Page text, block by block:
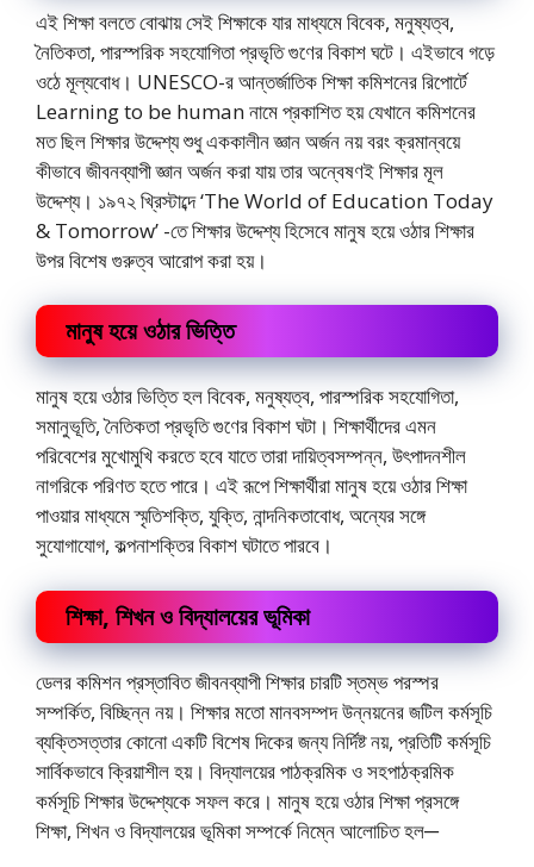
এই শিক্ষা বলতে বোঝায় সেই শিক্ষাকে যার মাধ্যমে বিবেক, মনুষ্যত্ব,
নৈতিকতা, পারস্পরিক সহযােগিতা প্রভৃতি গুণের বিকাশ ঘটে। এইভাবে গড়ে
ওঠে মূল্যবোধ। UNESCO-র আন্তর্জাতিক শিক্ষা কমিশনের রিপাের্টে
Learning to be human নামে প্রকাশিত হয় যেখানে কমিশনের
মত ছিল শিক্ষার উদ্দেশ্য শুধু এককালীন জ্ঞান অর্জন নয় বরং ক্রমান্বয়ে
কীভাবে জীবনব্যাপী জ্ঞান অর্জন করা যায় তার অন্বেষণই শিক্ষার মূল
উদ্দেশ্য। ১৯৭২ খ্রিস্টাব্দে ‘The World of Education Today
& Tomorrow’ -তে শিক্ষার উদ্দেশ্য হিসেবে মানুষ হয়ে ওঠার শিক্ষার
উপর বিশেষ গুরুত্ব আরােপ করা হয়।
মানুষ হয়ে ওঠার ভিত্তি
মানুষ হয়ে ওঠার ভিত্তি হল বিবেক, মনুষ্যত্ব, পারস্পরিক সহযােগিতা,
সমানুভূতি, নৈতিকতা প্রভৃতি গুণের বিকাশ ঘটা। শিক্ষার্থীদের এমন
পরিবেশের মুখােমুখি করতে হবে যাতে তারা দায়িত্বসম্পন্ন, উৎপাদনশীল
নাগরিকে পরিণত হতে পারে। এই রূপে শিক্ষার্থীরা মানুষ হয়ে ওঠার শিক্ষা
পাওয়ার মাধ্যমে স্মৃতিশক্তি, যুক্তি, নান্দনিকতাবােধ, অন্যের সঙ্গে
সুযােগাযােগ, কল্পনাশক্তির বিকাশ ঘটাতে পারবে।
শিক্ষা, শিখন ও বিদ্যালয়ের ভূমিকা
ডেলর কমিশন প্রস্তাবিত জীবনব্যাপী শিক্ষার চারটি স্তম্ভ পরস্পর
সম্পর্কিত, বিচ্ছিন্ন নয়। শিক্ষার মতাে মানবসম্পদ উন্নয়নের জটিল কর্মসূচি
ব্যক্তিসত্তার কোনাে একটি বিশেষ দিকের জন্য নির্দিষ্ট নয়, প্রতিটি কর্মসূচি
সার্বিকভাবে ক্রিয়াশীল হয়। বিদ্যালয়ের পাঠক্রমিক ও সহপাঠক্রমিক
কর্মসূচি শিক্ষার উদ্দেশ্যকে সফল করে। মানুষ হয়ে ওঠার শিক্ষা প্রসঙ্গে
শিক্ষা, শিখন ও বিদ্যালয়ের ভূমিকা সম্পর্কে নিম্নে আলােচিত হল─